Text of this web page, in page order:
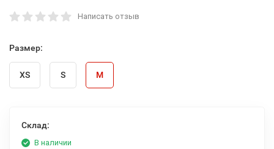
Написать отзыв
Размер:
XS S M
Склад:
В наличии